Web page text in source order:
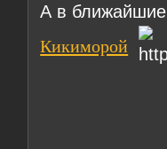
А в ближайшие
Кикиморой